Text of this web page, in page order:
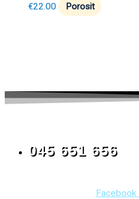
€22.00 Porosit
045 651 656
Facebook